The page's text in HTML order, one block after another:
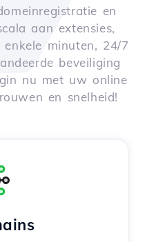
en
aan extensies,
minuten, 24/7
beveiliging
nu met uw online
en snelheid!